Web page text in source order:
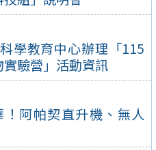
學教育中心辦理「115
驗營」活動資訊
阿帕契直升機、無人